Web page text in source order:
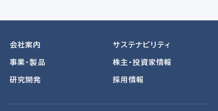
会社案内
事業・製品
研究開発
サステナビリティ
株主・投資家情報
採用情報